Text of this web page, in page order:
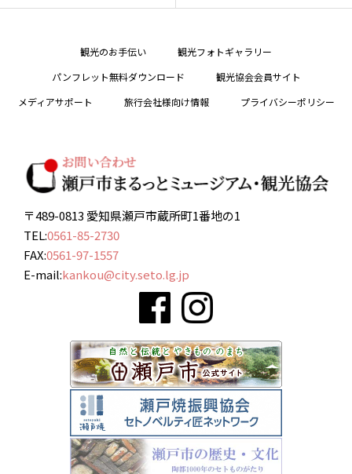
観光のお手伝い
観光フォトギャラリー
パンフレット無料ダウンロード
観光協会会員サイト
メディアサポート
旅行会社様向け情報 プライバシーポリシー
〒489-0813 愛知県瀬戸市蔵所町1番地の1
TEL:0561-85-2730
FAX:0561-97-1557
E-mail:kankou@city.seto.lg.jp